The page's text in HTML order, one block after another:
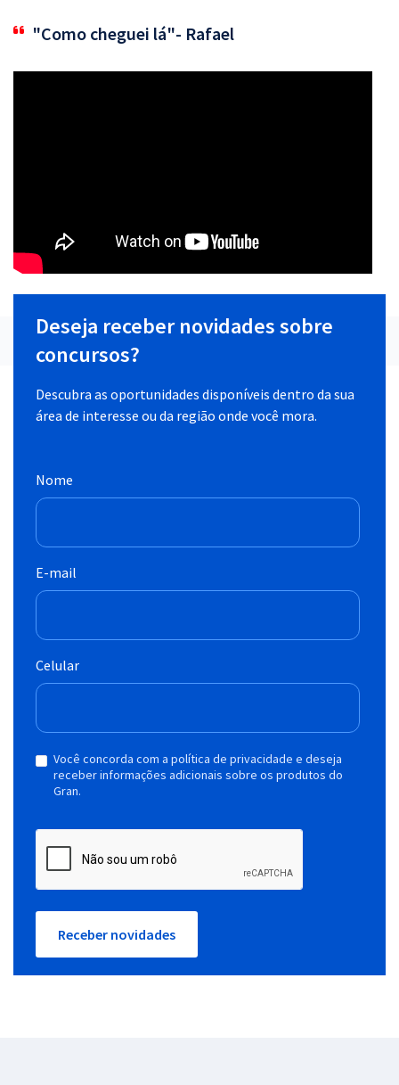
"Como cheguei lá"- Rafael
Deseja receber novidades sobre
concursos?
Descubra as oportunidades disponíveis dentro da sua
área de interesse ou da região onde você mora.
Nome
E-mail
Celular
Você concorda com a política de privacidade e deseja
receber informações adicionais sobre os produtos do
Gran.
Receber novidades